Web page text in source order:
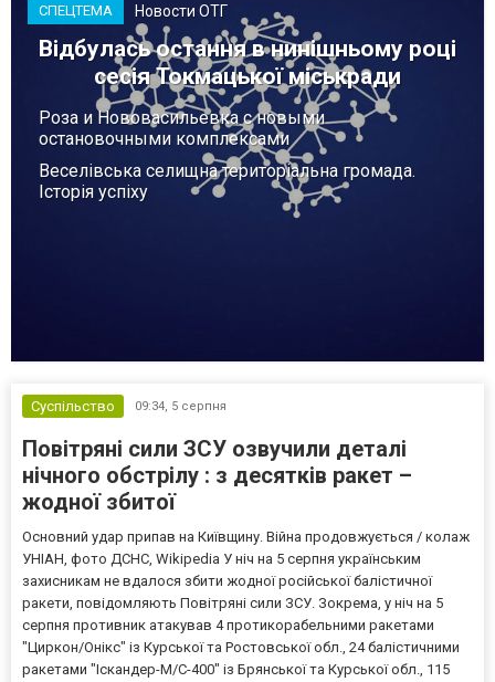
СПЕЦТЕМА Новости ОТГ
Відбулась остання в нинішньому році
сесія Токмацької міськради
Роза и Нововасильевка с новыми
остановочными комплексами
Веселівська селищна територіальна громада.
Історія успіху
Суспільство 09:34, 5 серпня
Повітряні сили ЗСУ озвучили деталі
нічного обстрілу : з десятків ракет –
жодної збитої
Основний удар припав на Київщину. Війна продовжується / колаж
УНІАН, фото ДСНС, Wikipedia У ніч на 5 серпня українським
захисникам не вдалося збити жодної російської балістичної
ракети, повідомляють Повітряні сили ЗСУ. Зокрема, у ніч на 5
серпня противник атакував 4 протикорабельними ракетами
"Циркон/Онікс" із Курської та Ростовської обл., 24 балістичними
ракетами "Іскандер-М/С-400" із Брянської та Курської обл., 115